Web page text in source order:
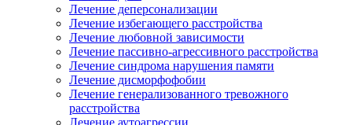
Лечение деперсонализации
Лечение избегающего расстройства
Лечение любовной зависимости
Лечение пассивно-агрессивного расстройства
Лечение синдрома нарушения памяти
Лечение дисморфофобии
Лечение генерализованного тревожного
расстройства
Лечение аутоагрессии